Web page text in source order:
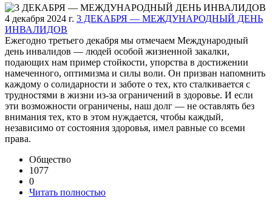
4 декабря 2024 г. 3 ДЕКАБРЯ — МЕЖДУНАРОДНЫЙ ДЕНЬ
ИНВАЛИДОВ
Ежегодно третьего декабря мы отмечаем Международный
день инвалидов — людей особой жизненной закалки,
подающих нам пример стойкости, упорства в достижении
намеченного, оптимизма и силы воли. Он призван напомнить
каждому о солидарности и заботе о тех, кто сталкивается с
трудностями в жизни из-за ограничений в здоровье. И если
эти возможности ограничены, наш долг — не оставлять без
внимания тех, кто в этом нуждается, чтобы каждый,
независимо от состояния здоровья, имел равные со всеми
права.
Общество
1077
0
Читать полностью